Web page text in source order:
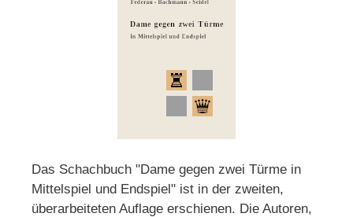
Das Schachbuch "Dame gegen zwei Türme in
Mittelspiel und Endspiel" ist in der zweiten,
überarbeiteten Auflage erschienen. Die Autoren,